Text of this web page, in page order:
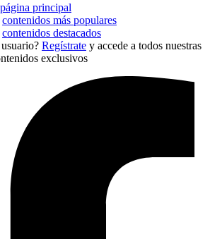
página principal
contenidos más populares
contenidos destacados
Regístrate y accede a todos nuestras
exclusivos